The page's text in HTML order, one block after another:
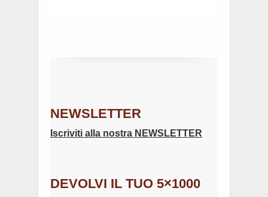
NEWSLETTER
Iscriviti alla nostra NEWSLETTER
DEVOLVI IL TUO 5×1000